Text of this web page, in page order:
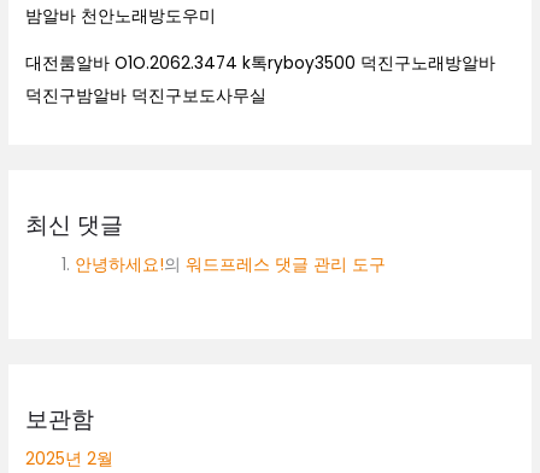
밤알바 천안노래방도우미
대전룸알바 O1O.2062.3474 k톡ryboy3500 덕진구노래방알바
덕진구밤알바 덕진구보도사무실
최신 댓글
안녕하세요!의워드프레스 댓글 관리 도구
보관함
2025년 2월